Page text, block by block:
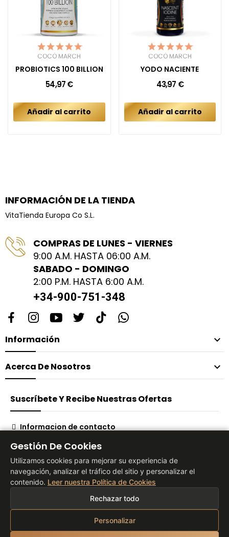
COCÓ MARCH
PROBIOTICS 100 BILLION
54,97 €
Añadir al carrito
COCÓ MARCH
YODO NACIENTE
43,97 €
Añadir al carrito
INFORMACIÓN DE LA TIENDA
VitaTienda Europa Co S.L.
COMPRAS DE LUNES - VIERNES
9:00 A.M. HASTA 06:00 A.M.
SABADO - DOMINGO
2:00 P.M. HASTA 6:00 A.M.
+34-900-751-348
Información 
Acerca De Nosotros 
Suscríbete Y Recibe Nuestras Ofertas
Informacion de contacto
® 2026 Vita Tienda Europa Co, S.L
Gestión De Cookies
Utilizamos cookies para mejorar su experiencia de
navegación, analizar el tráfico del sitio y personalizar el
contenido. Leer nuestra Política de Cookies
Rechazar todo
Personalizar